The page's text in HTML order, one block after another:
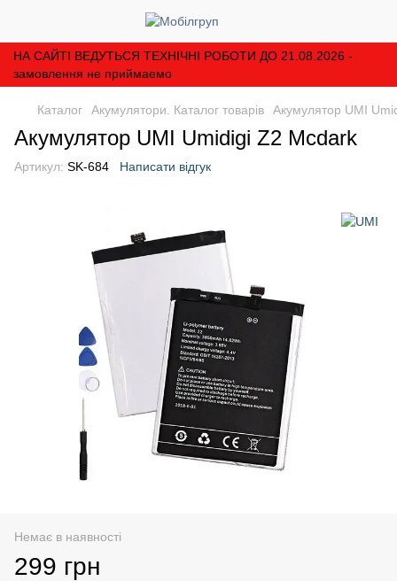
НА САЙТІ ВЕДУТЬСЯ ТЕХНІЧНІ РОБОТИ ДО 21.08.2026 -
замовлення не приймаемо
Каталог Акумулятори. Каталог товарів Акумулятор UMI
Акумулятор UMI Umidigi Z2 Mcdark
Артикул: SK-684 Написати відгук
Немає в наявності
299 грн